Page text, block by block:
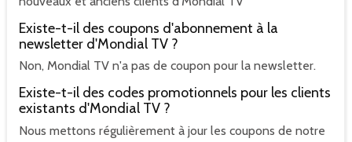
Existe-t-il des coupons d'abonnement à la
newsletter d'Mondial TV ?
Non, Mondial TV n'a pas de coupon pour la newsletter.
Existe-t-il des codes promotionnels pour les clients
existants d'Mondial TV ?
Nous mettons régulièrement à jour les coupons de notre